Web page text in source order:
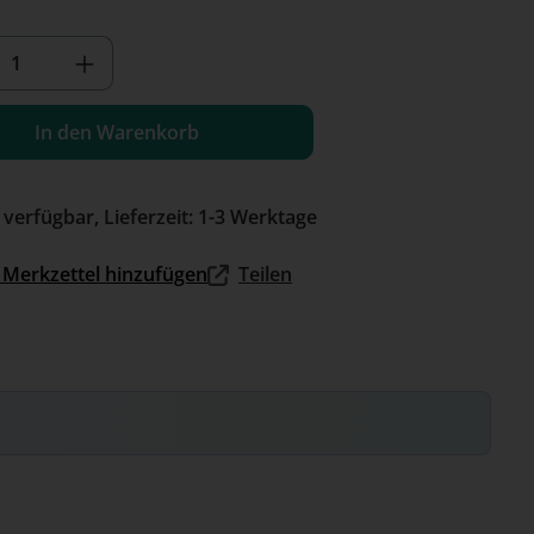
Lieferzeit: 1-3 Werktage
Anzahl: Gib den gewünschten
In den Warenkorb
hinzufügen Teilen